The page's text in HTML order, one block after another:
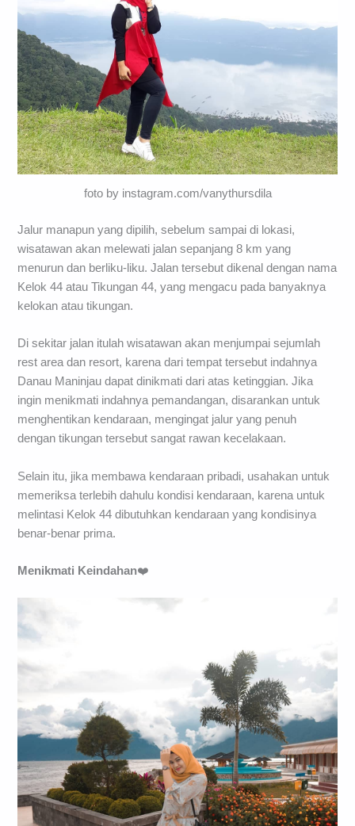
foto by instagram.com/vanythursdila
Jalur manapun yang dipilih, sebelum sampai di lokasi,
wisatawan akan melewati jalan sepanjang 8 km yang
menurun dan berliku-liku. Jalan tersebut dikenal dengan nama
Kelok 44 atau Tikungan 44, yang mengacu pada banyaknya
kelokan atau tikungan.
Di sekitar jalan itulah wisatawan akan menjumpai sejumlah
rest area dan resort, karena dari tempat tersebut indahnya
Danau Maninjau dapat dinikmati dari atas ketinggian. Jika
ingin menikmati indahnya pemandangan, disarankan untuk
menghentikan kendaraan, mengingat jalur yang penuh
dengan tikungan tersebut sangat rawan kecelakaan.
Selain itu, jika membawa kendaraan pribadi, usahakan untuk
memeriksa terlebih dahulu kondisi kendaraan, karena untuk
melintasi Kelok 44 dibutuhkan kendaraan yang kondisinya
benar-benar prima.
Menikmati Keindahan❤️